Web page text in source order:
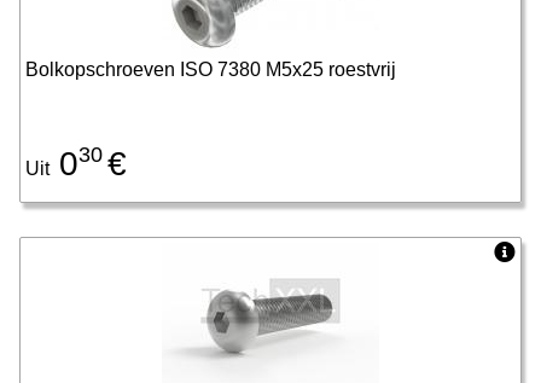
Bolkopschroeven ISO 7380 M5x25 roestvrij
Uit030 €